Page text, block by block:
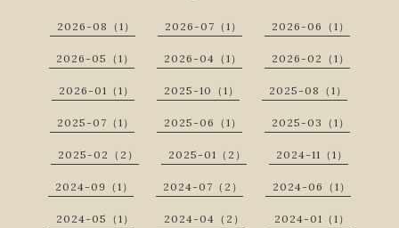
2026-08（1） 2026-07（1） 2026-06（1）
2026-05（1） 2026-04（1） 2026-02（1）
2026-01（1） 2025-10（1） 2025-08（1）
2025-07（1） 2025-06（1） 2025-03（1）
2025-02（2） 2025-01（2） 2024-11（1）
2024-09（1） 2024-07（2） 2024-06（1）
2024-05（1） 2024-04（2） 2024-01（1）